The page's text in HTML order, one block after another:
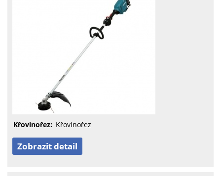
Křovinořez: Křovinořez
Zobrazit detail